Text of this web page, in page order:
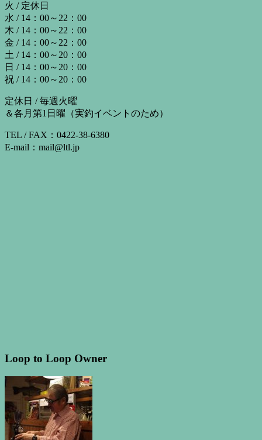
火 / 定休日
水 / 14：00～22：00
木 / 14：00～22：00
金 / 14：00～22：00
土 / 14：00～20：00
日 / 14：00～20：00
祝 / 14：00～20：00
定休日 / 毎週火曜
＆各月第1日曜（実釣イベントのため）
TEL / FAX：0422-38-6380
E-mail：mail@ltl.jp
Loop to Loop Owner